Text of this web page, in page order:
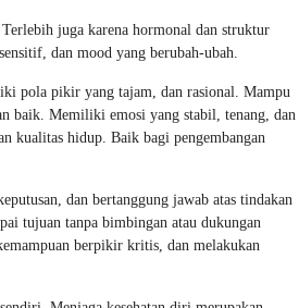
juga karena hormonal dan struktur
dan mood yang berubah-ubah.
pola pikir yang tajam, dan rasional. Mampu
baik. Memiliki emosi yang stabil, tenang, dan
kualitas hidup. Baik bagi pengembangan
dan bertanggung jawab atas tindakan
tujuan tanpa bimbingan atau dukungan
berpikir kritis, dan melakukan